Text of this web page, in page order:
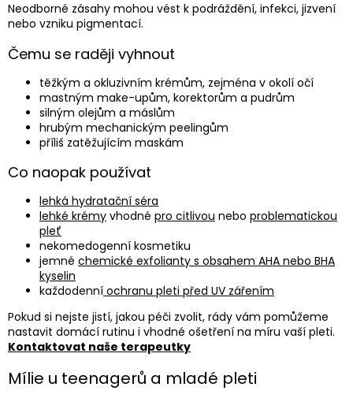
Neodborné zásahy mohou vést k podráždění, infekci, jizvení
nebo vzniku pigmentací.
Čemu se raději vyhnout
těžkým a okluzivním krémům, zejména v okolí očí
mastným make-upům, korektorům a pudrům
silným olejům a máslům
hrubým mechanickým peelingům
příliš zatěžujícím maskám
Co naopak používat
lehká hydratační séra
lehké krémy vhodné pro citlivou nebo problematickou
pleť
nekomedogenní kosmetiku
jemné chemické exfolianty s obsahem AHA nebo BHA
kyselin
každodenní ochranu pleti před UV zářením
Pokud si nejste jistí, jakou péči zvolit, rády vám pomůžeme
nastavit domácí rutinu i vhodné ošetření na míru vaší pleti.
Kontaktovat naše terapeutky
Mílie u teenagerů a mladé pleti